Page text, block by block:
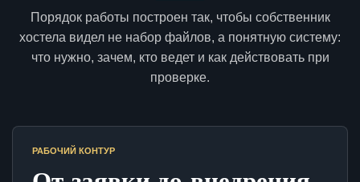
Порядок работы построен так, чтобы собственник
хостела видел не набор файлов, а понятную систему:
что нужно, зачем, кто ведет и как действовать при
проверке.
РАБОЧИЙ КОНТУР